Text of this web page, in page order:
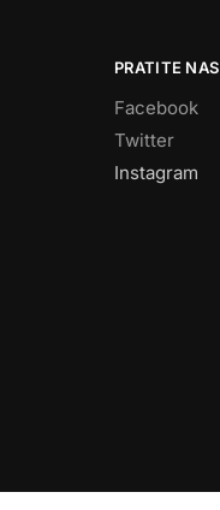
PRATITE NAS
Facebook
Twitter
Instagram